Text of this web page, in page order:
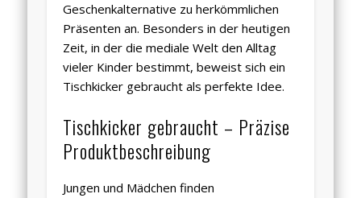
Geschenkalternative zu herkömmlichen
Präsenten an. Besonders in der heutigen
Zeit, in der die mediale Welt den Alltag
vieler Kinder bestimmt, beweist sich ein
Tischkicker gebraucht als perfekte Idee.
Tischkicker gebraucht – Präzise
Produktbeschreibung
Jungen und Mädchen finden